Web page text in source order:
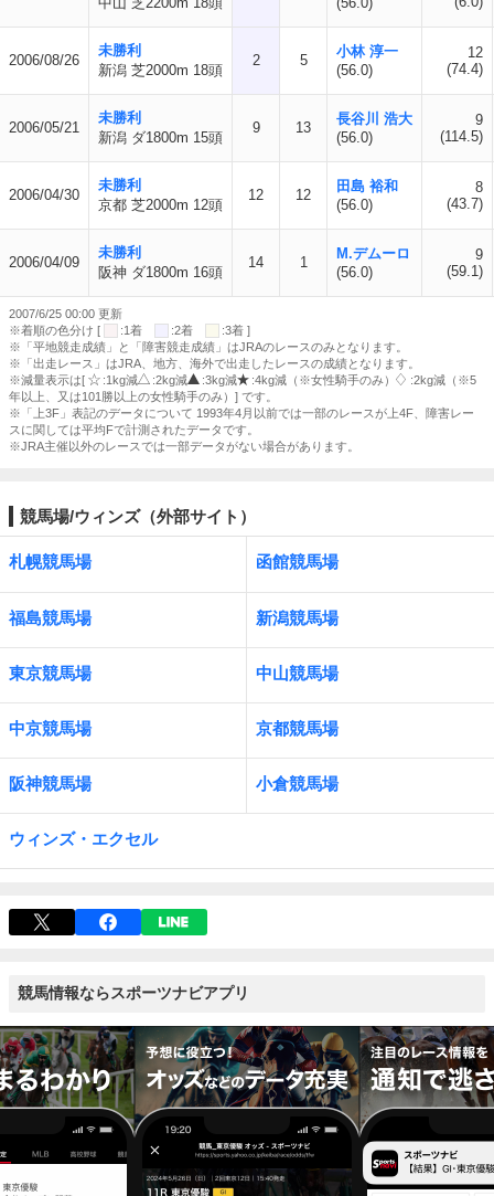
2006/08/26
未勝利
新潟 芝2000m 18頭
2 5
小林 淳一
(56.0)
12
(74.4)
2006/05/21
未勝利
新潟 ダ1800m 15頭
9 13
長谷川 浩大
(56.0)
9
(114.5)
2006/04/30
未勝利
京都 芝2000m 12頭
12 12
田島 裕和
(56.0)
8
(43.7)
2006/04/09
未勝利
阪神 ダ1800m 16頭
14 1
M.デムーロ
(56.0)
9
(59.1)
2007/6/25 00:00 更新
※着順の色分け [
:1着 :2着
:3着 ]
※「平地競走成績」と「障害競走成績」はJRAのレースのみとなります。
※「出走レース」はJRA、地方、海外で出走したレースの成績となります。
※減量表示は[
:1kg減 :2kg減 :3kg減 :4kg減（※女性騎手のみ）
:2kg減（※5
年以上、又は101勝以上の女性騎手のみ）] です。
※「上3F」表記のデータについて 1993年4月以前では一部のレースが上4F、障害レー
スに関しては平均Fで計測されたデータです。
※JRA主催以外のレースでは一部データがない場合があります。
競馬場/ウィンズ（外部サイト）
札幌競馬場 函館競馬場
福島競馬場 新潟競馬場
東京競馬場 中山競馬場
中京競馬場 京都競馬場
阪神競馬場 小倉競馬場
ウィンズ・エクセル
競馬情報ならスポーツナビアプリ